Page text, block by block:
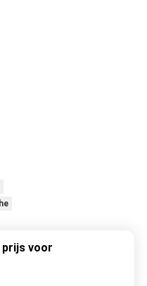
prijs voor